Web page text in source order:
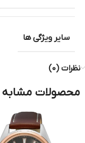
سایر ویژگی ها
نظرات (0)
محصولات مشابه